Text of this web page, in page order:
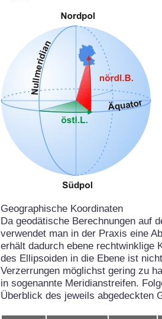
Geographische Koordinaten
Da geodätische Berechnungen auf
verwendet man in der Praxis eine
erhält dadurch ebene rechtwinklige
des Ellipsoiden in die Ebene ist
Verzerrungen möglichst gering zu
in sogenannte Meridianstreifen.
Überblick des jeweils abgedeckten